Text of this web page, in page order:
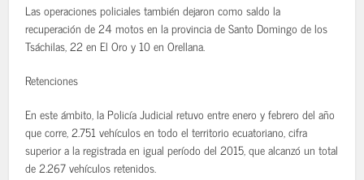
Las operaciones policiales también dejaron como saldo la
recuperación de 24 motos en la provincia de Santo Domingo de los
Tsáchilas, 22 en El Oro y 10 en Orellana.
Retenciones
En este ámbito, la Policía Judicial retuvo entre enero y febrero del año
que corre, 2.751 vehículos en todo el territorio ecuatoriano, cifra
superior a la registrada en igual período del 2015, que alcanzó un total
de 2.267 vehículos retenidos.